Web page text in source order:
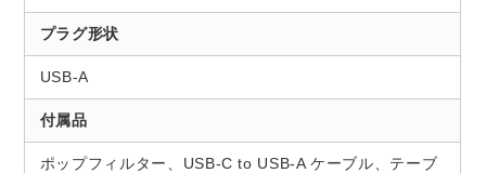
プラグ形状
USB-A
付属品
ポップフィルター、USB-C to USB-A ケーブル、テーブ